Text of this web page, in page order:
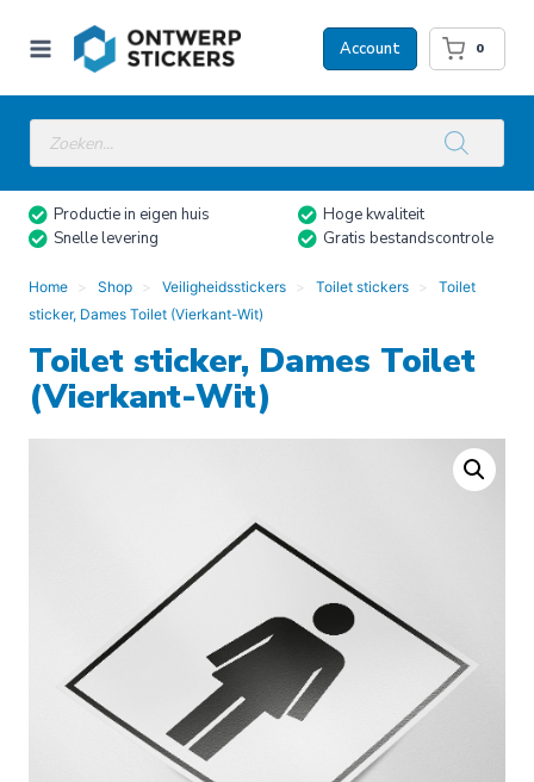
naar
Account 0
Producten
zoeken
Productie in eigen huis
Hoge kwaliteit
Snelle levering
Gratis bestandscontrole
Home Shop Veiligheidsstickers Toilet stickers
Toilet
sticker, Dames Toilet (Vierkant-Wit)
Toilet sticker, Dames Toilet
(Vierkant-Wit)